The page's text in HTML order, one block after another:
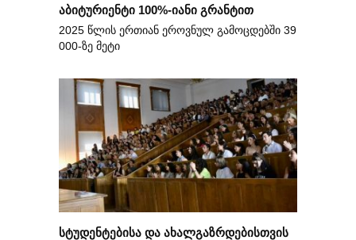
აბიტურიენტი 100%-იანი გრანტით
2025 წლის ერთიან ეროვნულ გამოცდებში 39
000-ზე მეტი
სტუდენტებისა და ახალგაზრდებისთვის